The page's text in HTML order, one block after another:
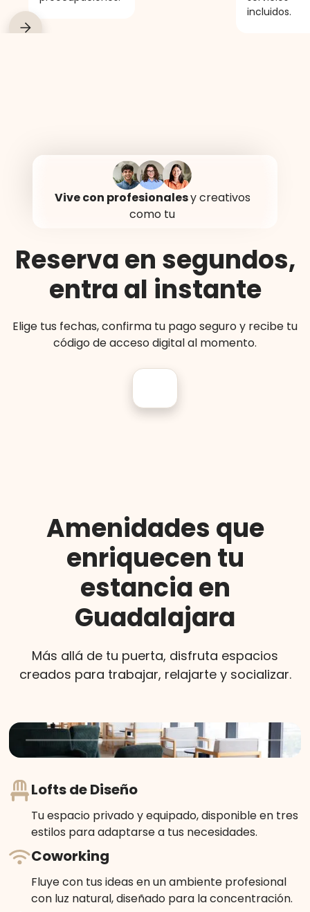
incluidos.
Vive con profesionalesy creativos
como tu
Reserva en segundos,
entra al instante
Elige tus fechas, confirma tu pago seguro y recibe tu
código de acceso digital al momento.
Amenidades que
enriquecen tu
estancia en
Guadalajara
Más allá de tu puerta, disfruta espacios
creados para trabajar, relajarte y socializar.
Lofts de Diseño
Tu espacio privado y equipado, disponible en tres
estilos para adaptarse a tus necesidades.
Coworking
Fluye con tus ideas en un ambiente profesional
con luz natural, diseñado para la concentración.